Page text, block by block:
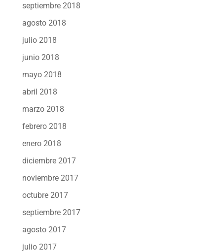
septiembre 2018
agosto 2018
julio 2018
junio 2018
mayo 2018
abril 2018
marzo 2018
febrero 2018
enero 2018
diciembre 2017
noviembre 2017
octubre 2017
septiembre 2017
agosto 2017
julio 2017